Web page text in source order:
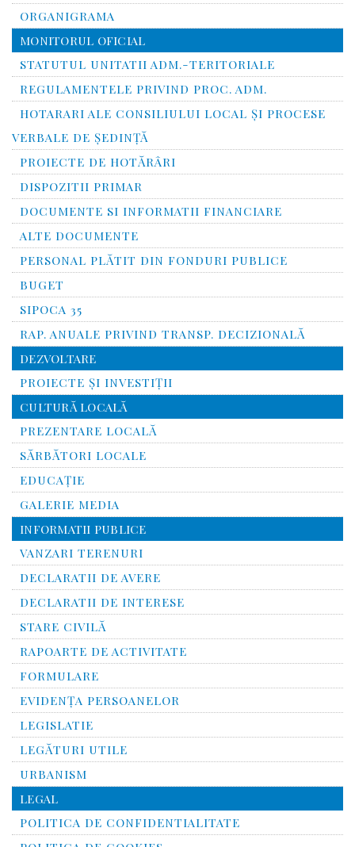
ORGANIGRAMA
MONITORUL OFICIAL
STATUTUL UNITATII ADM.-TERITORIALE
REGULAMENTELE PRIVIND PROC. ADM.
HOTARARI ALE CONSILIULUI LOCAL ȘI PROCESE
VERBALE DE ȘEDINȚĂ
PROIECTE DE HOTĂRÂRI
DISPOZITII PRIMAR
DOCUMENTE SI INFORMATII FINANCIARE
ALTE DOCUMENTE
PERSONAL PLĂTIT DIN FONDURI PUBLICE
BUGET
SIPOCA 35
RAP. ANUALE PRIVIND TRANSP. DECIZIONALĂ
DEZVOLTARE
PROIECTE ȘI INVESTIȚII
CULTURĂ LOCALĂ
PREZENTARE LOCALĂ
SĂRBĂTORI LOCALE
EDUCAȚIE
GALERIE MEDIA
INFORMATII PUBLICE
VANZARI TERENURI
DECLARATII DE AVERE
DECLARATII DE INTERESE
STARE CIVILĂ
RAPOARTE DE ACTIVITATE
FORMULARE
EVIDENȚA PERSOANELOR
LEGISLATIE
LEGĂTURI UTILE
URBANISM
LEGAL
POLITICA DE CONFIDENTIALITATE